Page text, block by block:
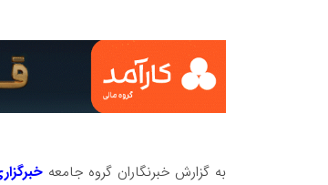
به گزارش خبرنگاران گروه جامعه